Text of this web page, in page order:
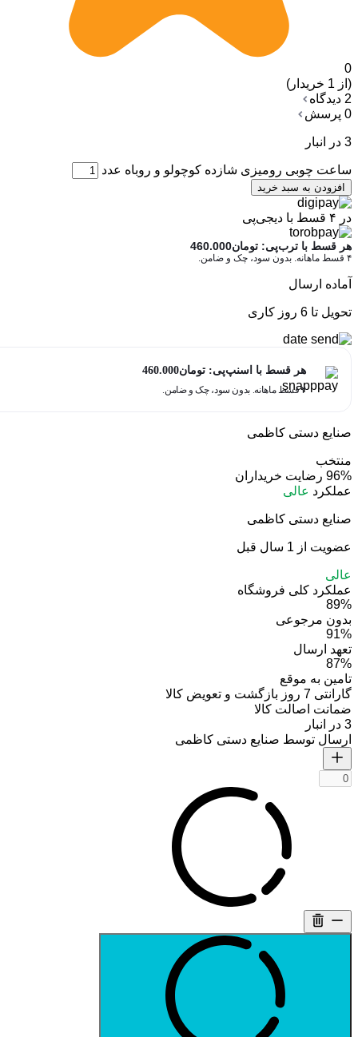
0
(از 1 خریدار)
2 دیدگاه
0 پرسش
3 در انبار
ساعت چوبی رومیزی شازده کوچولو و روباه عدد
افزودن به سبد خرید
در ۴ قسط با دیجی‌پی
هر قسط با ترب‌پی: تومان460.000
۴ قسط ماهانه. بدون سود، چک و ضامن.
آماده ارسال
تحویل تا 6 روز کاری
هر قسط با اسنپ‌پی: تومان460.000
۴ قسط ماهانه. بدون سود، چک و ضامن.
صنایع دستی کاظمی
منتخب
96% رضایت خریداران
عملکرد عالی
صنایع دستی کاظمی
عضویت از 1 سال قبل
عالی
عملکرد کلی فروشگاه
89%
بدون مرجوعی
91%
تعهد ارسال
87%
تامین به موقع
گارانتی 7 روز بازگشت و تعویض کالا
ضمانت اصالت کالا
3 در انبار
ارسال توسط صنایع دستی کاظمی